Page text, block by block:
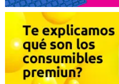
Lola 07. 02. 2024
Funcionan muy bien
Recomendaría su compra:Si
Lola 07. 02. 2024
Funcionan muy bien